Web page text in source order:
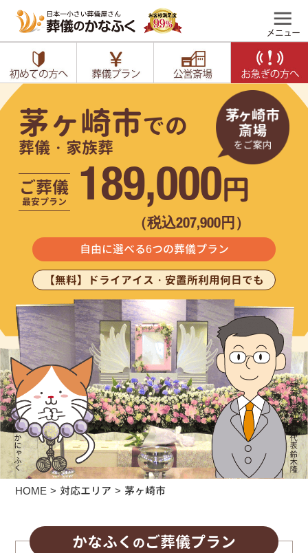
茅ヶ崎市での
葬儀・家族葬
ご葬儀
最安プラン 189,000円
（税込207,900円）
自由に選べる6つの葬儀プラン
【無料】ドライアイス・安置所利用何日でも
HOME 対応エリア 茅ヶ崎市
かなふく のご葬儀プラン